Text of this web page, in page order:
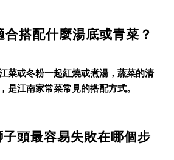
搭配什麼湯底或青菜？
菜或冬粉一起紅燒或煮湯，蔬菜的清
是江南家常菜常見的搭配方式。
頭最容易失敗在哪個步